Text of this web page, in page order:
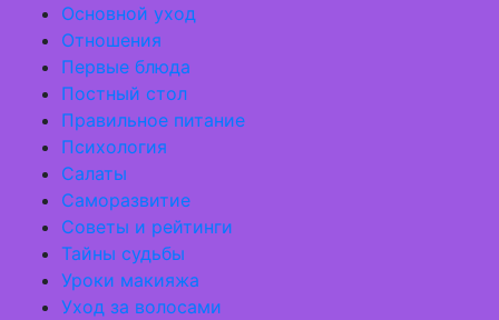
Основной уход
Отношения
Первые блюда
Постный стол
Правильное питание
Психология
Салаты
Саморазвитие
Советы и рейтинги
Тайны судьбы
Уроки макияжа
Уход за волосами